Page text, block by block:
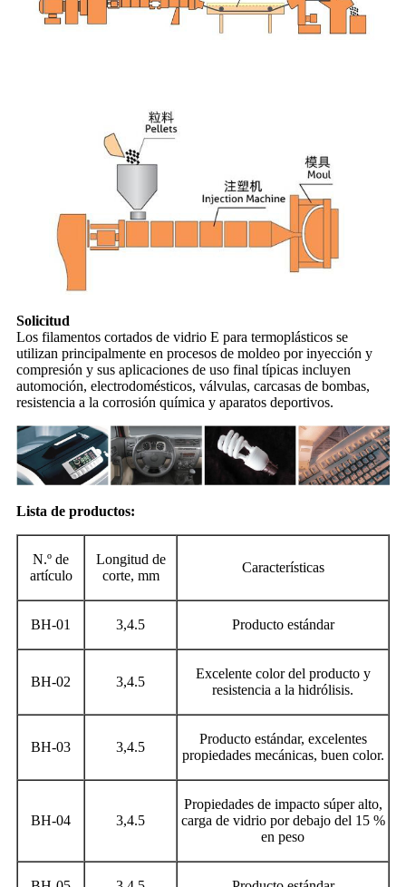
Solicitud
Los filamentos cortados de vidrio E para termoplásticos se
utilizan principalmente en procesos de moldeo por inyección y
compresión y sus aplicaciones de uso final típicas incluyen
automoción, electrodomésticos, válvulas, carcasas de bombas,
resistencia a la corrosión química y aparatos deportivos.
Lista de productos:
N.º de
artículo
Longitud de
corte, mm
Características
BH-01 3,4.5 Producto estándar
BH-02 3,4.5
Excelente color del producto y
resistencia a la hidrólisis.
BH-03 3,4.5
Producto estándar, excelentes
propiedades mecánicas, buen color.
BH-04 3,4.5
Propiedades de impacto súper alto,
carga de vidrio por debajo del 15 %
en peso